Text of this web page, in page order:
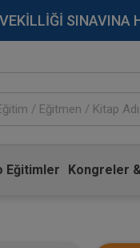
SINAVINA
Eğitimler Kongreler